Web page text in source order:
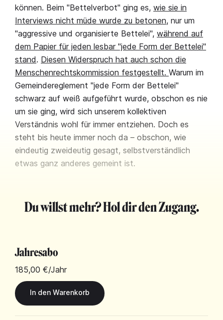
können. Beim "Bettelverbot" ging es, wie sie in
Interviews nicht müde wurde zu betonen, nur um
"aggressive und organisierte Bettelei", während auf
dem Papier für jeden lesbar "jede Form der Bettelei"
stand. Diesen Widerspruch hat auch schon die
Menschenrechtskommission festgestellt. Warum im
Gemeindereglement "jede Form der Bettelei"
schwarz auf weiß aufgeführt wurde, obschon es nie
um sie ging, wird sich unserem kollektiven
Verständnis wohl für immer entziehen. Doch es
steht bis heute immer noch da – obschon, wie
eindeutig zweideutig gesagt, selbstverständlich
etwas ganz anderes gemeint ist.
Du willst mehr? Hol dir den Zugang.
Jahresabo
185,00 €/Jahr